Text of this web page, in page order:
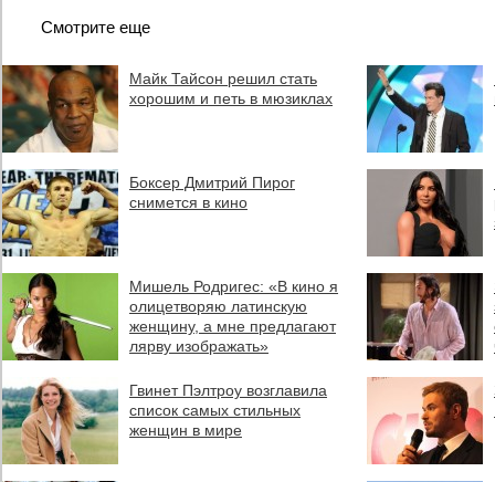
Смотрите еще
Майк Тайсон решил стать
хорошим и петь в мюзиклах
Боксер Дмитрий Пирог
снимется в кино
Мишель Родригес: «В кино я
олицетворяю латинскую
женщину, а мне предлагают
лярву изображать»
Гвинет Пэлтроу возглавила
список самых стильных
женщин в мире